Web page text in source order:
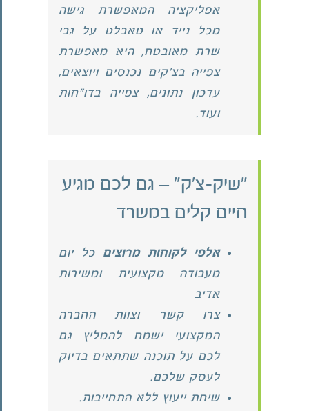
אפליקציה המאפשרת גישה
מכל נייד או טאבלט על גבי
שרת מאובטח, היא מאפשרת
צפייה בצ'קים נכנסים ויוצאים,
עדכון נתונים, צפייה בדו"חות
ועוד.
"שיק-צ'ק" – גם לכם מגיע
חיים קלים במשרד
אלפי לקוחות מרוצים כל יום
מעבודה מקצועית ומשירות
אדיב
צרו קשר וצוות החברה
המקצועי ישמח להמליץ גם
לכם על תוכנה שתתאים בדיוק
לעסק שלכם.
שיחת ייעוץ ללא התחייבות.